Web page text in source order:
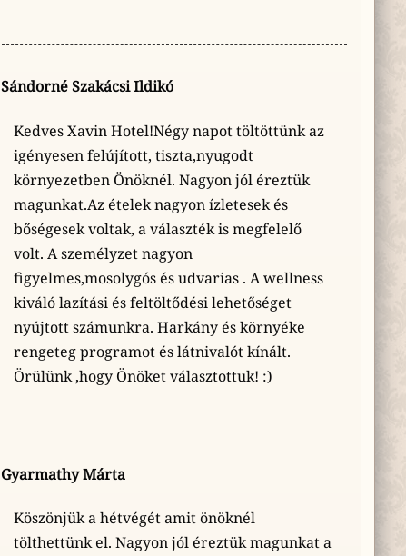
Sándorné Szakácsi Ildikó
Kedves Xavin Hotel!Négy napot töltöttünk az
igényesen felújított, tiszta,nyugodt
környezetben Önöknél. Nagyon jól éreztük
magunkat.Az ételek nagyon ízletesek és
bőségesek voltak, a választék is megfelelő
volt. A személyzet nagyon
figyelmes,mosolygós és udvarias . A wellness
kiváló lazítási és feltöltődési lehetőséget
nyújtott számunkra. Harkány és környéke
rengeteg programot és látnivalót kínált.
Örülünk ,hogy Önöket választottuk! :)
Gyarmathy Márta
Köszönjük a hétvégét amit önöknél
tölthettünk el. Nagyon jól éreztük magunkat a